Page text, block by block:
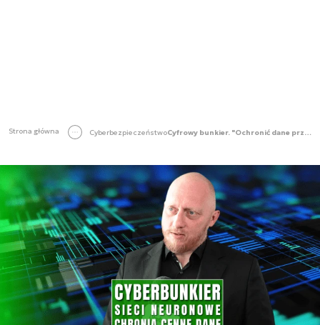
Strona główna Cyberbezpieczeństwo Cyfrowy bunkier. "Ochronić dane przed hakerami"